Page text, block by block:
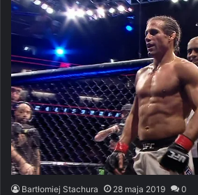
Bartłomiej Stachura 28 maja 2019 0